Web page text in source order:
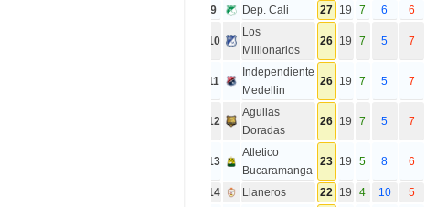
9
Dep. Cali 27 19 7 6 6
10
Los
Millionarios
26 19 7 5 7
11
Independiente
Medellin
26 19 7 5 7
12
Aguilas
Doradas
26 19 7 5 7
13
Atletico
Bucaramanga
23 19 5 8 6
14 Llaneros 22 19 4 10 5